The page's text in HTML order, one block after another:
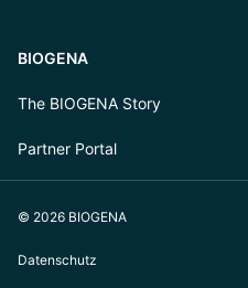
BIOGENA
The BIOGENA Story
Partner Portal
© 2026 BIOGENA
Datenschutz